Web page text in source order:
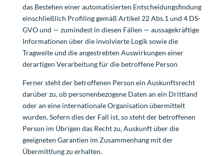
das Bestehen einer automatisierten Entscheidungsfindung
einschließlich Profiling gemäß Artikel 22 Abs.1 und 4 DS-
GVO und — zumindest in diesen Fällen — aussagekräftige
Informationen über die involvierte Logik sowie die
Tragweite und die angestrebten Auswirkungen einer
derartigen Verarbeitung für die betroffene Person
Ferner steht der betroffenen Person ein Auskunftsrecht
darüber zu, ob personenbezogene Daten an ein Drittland
oder an eine internationale Organisation übermittelt
wurden. Sofern dies der Fall ist, so steht der betroffenen
Person im Übrigen das Recht zu, Auskunft über die
geeigneten Garantien im Zusammenhang mit der
Übermittlung zu erhalten.